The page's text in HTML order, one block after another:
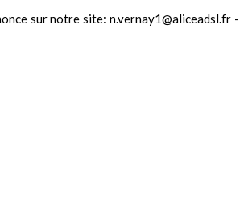
sur notre site: n.vernay1@aliceadsl.fr -